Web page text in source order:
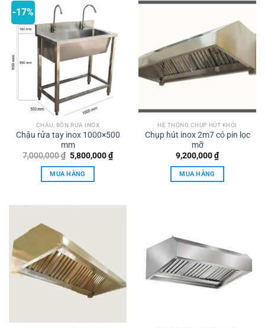
-17%
CHẬU, BỒN RỬA INOX
Chậu rửa tay inox 1000×500
mm
7,000,000₫ Giá
gốc
là:
7,000,000 ₫.
5,800,000₫Giá
hiện
MUA HÀNG
HỆ THỐNG CHỤP HÚT KHÓI
Chụp hút inox 2m7 có pin lọc
mỡ
9,200,000₫
MUA HÀNG